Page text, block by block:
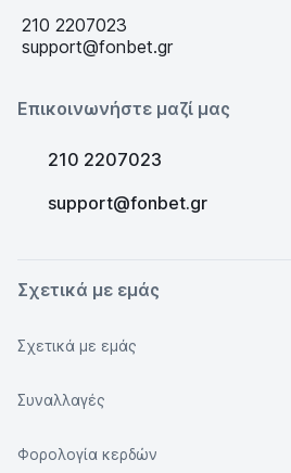
210 2207023
support@fonbet.gr
Επικοινωνήστε μαζί μας
210 2207023
support@fonbet.gr
Σχετικά με εμάς
Σχετικά με εμάς
Συναλλαγές
Φορολογία κερδών